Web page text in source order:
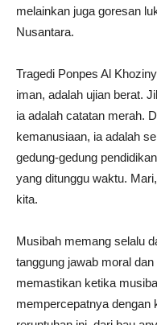
melainkan juga goresan
Nusantara.
Tragedi Ponpes Al
iman, adalah ujian berat.
ia adalah catatan merah.
kemanusiaan, ia adalah
gedung-gedung
yang ditunggu waktu.
kita.
Musibah memang selalu
tanggung jawab moral
memastikan ketika
mempercepatnya dengan